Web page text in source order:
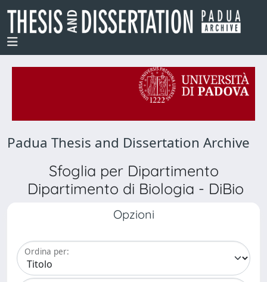
Padua Thesis and Dissertation Archive
Sfoglia per Dipartimento
Dipartimento di Biologia - DiBio
Opzioni
Ordina per: